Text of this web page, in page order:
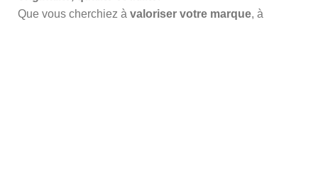
Que vous cherchiez à valoriser votre marque, à